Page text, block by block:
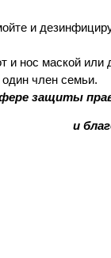
и
и нос маской
член семьи.
защиты
и